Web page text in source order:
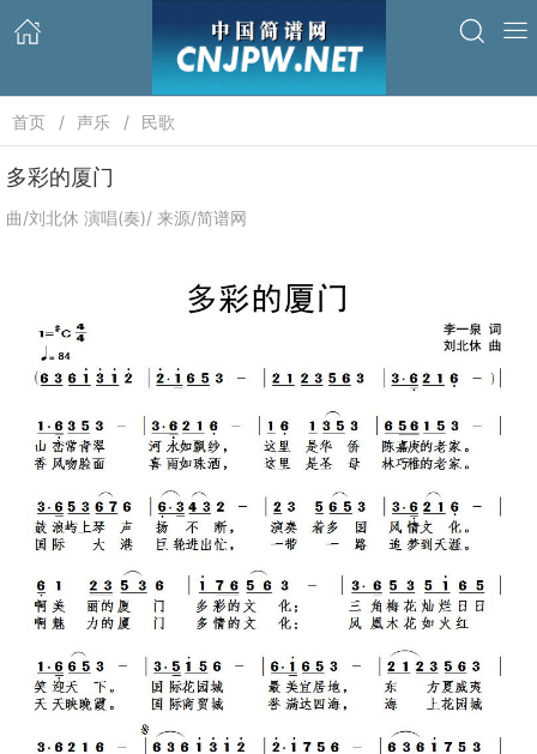
首页 声乐 民歌
多彩的厦门
曲/刘北休 演唱(奏)/ 来源/简谱网